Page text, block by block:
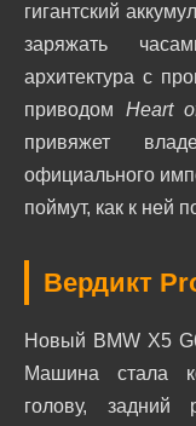
гигантский
заряжать
архитектура с
приводом Heart
привяжет
официального
поймут, как к ней
Вердикт
Новый BMW X5
Машина стала
голову, задний